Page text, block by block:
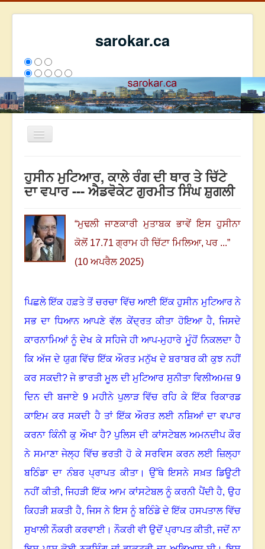
sarokar.ca
Toggle
ਰਚਨਾਵਾਂ
ਸੰਪਰਕ
We have 343 guests and no members online
2802571
ਇਸ ਹਫਤੇ30005
ਹੁਸੀਨ ਮੁਟਿਆਰ, ਕਾਲੇ ਰੰਗ ਦੀ ਥਾਰ ਤੇ ਚਿੱਟੇ
ਦਾ ਵਪਾਰ --- ਐਡਵੋਕੇਟ ਗੁਰਮੀਤ ਸਿੰਘ ਸ਼ੁਗਲੀ
“ਮੁਢਲੀ ਜਾਣਕਾਰੀ ਮੁਤਾਬਕ ਭਾਵੇਂ ਇਸ ਹੁਸੀਨਾ
ਕੋਲੋਂ 17.71 ਗ੍ਰਾਮ ਹੀ ਚਿੱਟਾ ਮਿਲਿਆ,ਪਰ ...”
(10 ਅਪਰੈਲ 2025)
ਪਿਛਲੇ ਇੱਕ ਹਫ਼ਤੇ ਤੋਂ ਚਰਚਾ ਵਿੱਚ ਆਈ ਇੱਕ ਹੁਸੀਨ ਮੁਟਿਆਰ ਨੇ
ਸਭ ਦਾ ਧਿਆਨ ਆਪਣੇ ਵੱਲ ਕੇਂਦ੍ਰਤ ਕੀਤਾ ਹੋਇਆ ਹੈ, ਜਿਸਦੇ
ਕਾਰਨਾਮਿਆਂ ਨੂੰ ਦੇਖ ਕੇ ਸਹਿਜੇ ਹੀ ਆਪ-ਮੁਹਾਰੇ ਮੂੰਹੋਂ ਨਿਕਲਦਾ ਹੈ
ਕਿ ਅੱਜ ਦੇ ਯੁਗ ਵਿੱਚ ਇੱਕ ਔਰਤ ਮਨੁੱਖ ਦੇ ਬਰਾਬਰ ਕੀ ਕੁਝ ਨਹੀਂ
ਕਰ ਸਕਦੀ? ਜੇ ਭਾਰਤੀ ਮੂਲ ਦੀ ਮੁਟਿਆਰ ਸੁਨੀਤਾ ਵਿਲੀਅਮਜ਼ 9
ਦਿਨ ਦੀ ਬਜਾਏ 9 ਮਹੀਨੇ ਪੁਲਾੜ ਵਿੱਚ ਰਹਿ ਕੇ ਇੱਕ ਰਿਕਾਰਡ
ਕਾਇਮ ਕਰ ਸਕਦੀ ਹੈ ਤਾਂ ਇੱਕ ਔਰਤ ਲਈ ਨਸ਼ਿਆਂ ਦਾ ਵਪਾਰ
ਕਰਨਾ ਕਿੰਨੀ ਕੁ ਔਖਾ ਹੈ?ਪੁਲਿਸ ਦੀ ਕਾਂਸਟੇਬਲ ਅਮਨਦੀਪ ਕੌਰ
ਨੇ ਸਮਾਣਾ ਜੇਲ੍ਹ ਵਿੱਚ ਭਰਤੀ ਹੋ ਕੇ ਸਰਵਿਸ ਕਰਨ ਲਈ ਜ਼ਿਲ੍ਹਾ
ਬਠਿੰਡਾ ਦਾ ਨੰਬਰ ਪ੍ਰਾਪਤ ਕੀਤਾ। ਉੱਥੇ ਇਸਨੇ ਸਖ਼ਤ ਡਿਊਟੀ
ਨਹੀਂ ਕੀਤੀ,ਜਿਹੜੀ ਇੱਕ ਆਮ ਕਾਂਸਟੇਬਲ ਨੂੰ ਕਰਨੀ ਪੈਂਦੀ ਹੈ,ਉਹ
ਕਿਹੜੀ ਸ਼ਕਤੀ ਹੈ,ਜਿਸ ਨੇ ਇਸ ਨੂੰ ਬਠਿੰਡੇ ਦੇ ਇੱਕ ਹਸਪਤਾਲ ਵਿੱਚ
ਸੁਖਾਲੀ ਨੌਕਰੀ ਕਰਵਾਈ। ਨੌਕਰੀ ਵੀ ਉਦੋਂ ਪ੍ਰਾਪਤ ਕੀਤੀ,ਜਦੋਂ ਨਾ